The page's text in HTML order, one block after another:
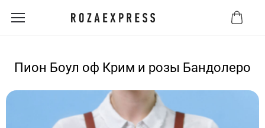
Пион Боул оф Крим и розы Бандолеро